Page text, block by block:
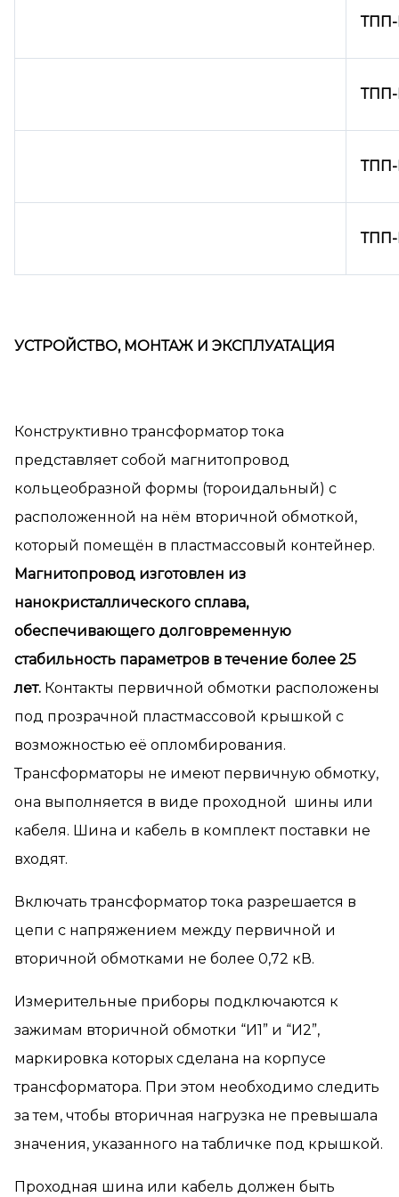
ТПП-
ТПП-
ТПП-
ТПП-
УСТРОЙСТВО, МОНТАЖ И ЭКСПЛУАТАЦИЯ
Конструктивно трансформатор тока
представляет собой магнитопровод
кольцеобразной формы (тороидальный) с
расположенной на нём вторичной обмоткой,
который помещён в пластмассовый контейнер.
Магнитопровод изготовлен из
нанокристаллического сплава,
обеспечивающего долговременную
стабильность параметров в течение более 25
лет. Контакты первичной обмотки расположены
под прозрачной пластмассовой крышкой с
возможностью её опломбирования.
Трансформаторы не имеют первичную обмотку,
она выполняется в виде проходной шины или
кабеля. Шина и кабель в комплект поставки не
входят.
Включать трансформатор тока разрешается в
цепи с напряжением между первичной и
вторичной обмотками не более 0,72 кВ.
Измерительные приборы подключаются к
зажимам вторичной обмотки “И1” и “И2”,
маркировка которых сделана на корпусе
трансформатора. При этом необходимо следить
за тем, чтобы вторичная нагрузка не превышала
значения, указанного на табличке под крышкой.
Проходная шина или кабель должен быть